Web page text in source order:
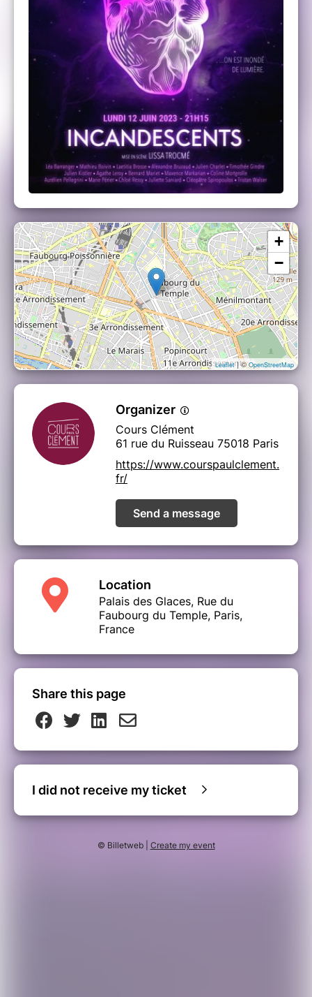
+
−
Leaflet| ©OpenStreetMap
Organizer
Cours Clément
61 rue du Ruisseau 75018 Paris
https://www.courspaulclement.
fr/
Send a message
Location
Palais des Glaces, Rue du
Faubourg du Temple, Paris,
France
Share this page
I did not receive my ticket
© Billetweb | Create my event